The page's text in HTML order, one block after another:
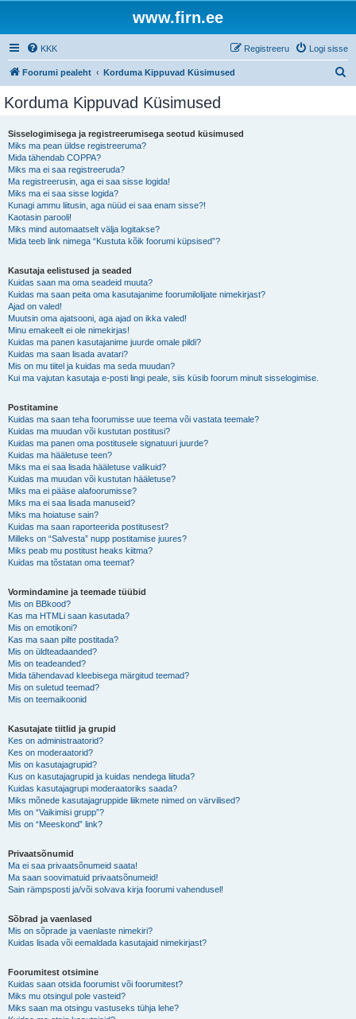
www.firn.ee
KKK Logi sisse
Registreeru
Foorumi pealeht Korduma Kippuvad Küsimused
Korduma Kippuvad Küsimused
Sisselogimisega ja registreerumisega seotud küsimused
Miks ma pean üldse registreeruma?
Mida tähendab COPPA?
Miks ma ei saa registreeruda?
Ma registreerusin, aga ei saa sisse logida!
Miks ma ei saa sisse logida?
Kunagi ammu liitusin, aga nüüd ei saa enam sisse?!
Kaotasin parooli!
Miks mind automaatselt välja logitakse?
Mida teeb link nimega “Kustuta kõik foorumi küpsised”?
Kasutaja eelistused ja seaded
Kuidas saan ma oma seadeid muuta?
Kuidas ma saan peita oma kasutajanime foorumilolijate nimekirjast?
Ajad on valed!
Muutsin oma ajatsooni, aga ajad on ikka valed!
Minu emakeelt ei ole nimekirjas!
Kuidas ma panen kasutajanime juurde omale pildi?
Kuidas ma saan lisada avatari?
Mis on mu tiitel ja kuidas ma seda muudan?
Kui ma vajutan kasutaja e-posti lingi peale, siis küsib foorum minult sisselogimise.
Postitamine
Kuidas ma saan teha foorumisse uue teema või vastata teemale?
Kuidas ma muudan või kustutan postitusi?
Kuidas ma panen oma postitusele signatuuri juurde?
Kuidas ma hääletuse teen?
Miks ma ei saa lisada hääletuse valikuid?
Kuidas ma muudan või kustutan hääletuse?
Miks ma ei pääse alafoorumisse?
Miks ma ei saa lisada manuseid?
Miks ma hoiatuse sain?
Kuidas ma saan raporteerida postitusest?
Milleks on “Salvesta” nupp postitamise juures?
Miks peab mu postitust heaks kiitma?
Kuidas ma tõstatan oma teemat?
Vormindamine ja teemade tüübid
Mis on BBkood?
Kas ma HTMLi saan kasutada?
Mis on emotikoni?
Kas ma saan pilte postitada?
Mis on üldteadaanded?
Mis on teadeanded?
Mida tähendavad kleebisega märgitud teemad?
Mis on suletud teemad?
Mis on teemaikoonid
Kasutajate tiitlid ja grupid
Kes on administraatorid?
Kes on moderaatorid?
Mis on kasutajagrupid?
Kus on kasutajagrupid ja kuidas nendega liituda?
Kuidas kasutajagrupi moderaatoriks saada?
Miks mõnede kasutajagruppide liikmete nimed on värvilised?
Mis on “Vaikimisi grupp”?
Mis on “Meeskond” link?
Privaatsõnumid
Ma ei saa privaatsõnumeid saata!
Ma saan soovimatuid privaatsõnumeid!
Sain rämpsposti ja/või solvava kirja foorumi vahendusel!
Sõbrad ja vaenlased
Mis on sõprade ja vaenlaste nimekiri?
Kuidas lisada või eemaldada kasutajaid nimekirjast?
Foorumitest otsimine
Kuidas saan otsida foorumist või foorumitest?
Miks mu otsingul pole vasteid?
Miks saan ma otsingu vastuseks tühja lehe?